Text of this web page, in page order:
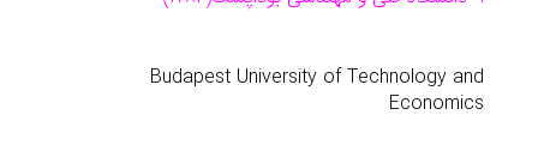
Budapest University of Technology and
Economics